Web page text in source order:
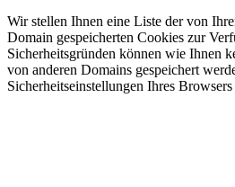
Wir stellen Ihnen eine Liste der von
Domain gespeicherten Cookies zur
Sicherheitsgründen können wie Ihnen
von anderen Domains gespeichert
Sicherheitseinstellungen Ihres Browsers